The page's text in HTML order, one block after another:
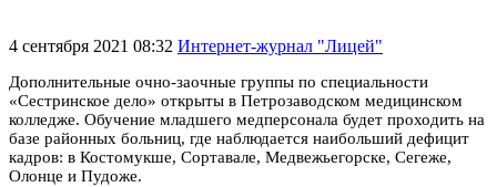
4 сентября 2021 08:32 Интернет-журнал "Лицей"
Дополнительные очно-заочные группы по специальности
«Сестринское дело» открыты в Петрозаводском медицинском
колледже. Обучение младшего медперсонала будет проходить на
базе районных больниц, где наблюдается наибольший дефицит
кадров: в Костомукше, Сортавале, Медвежьегорске, Сегеже,
Олонце и Пудоже.